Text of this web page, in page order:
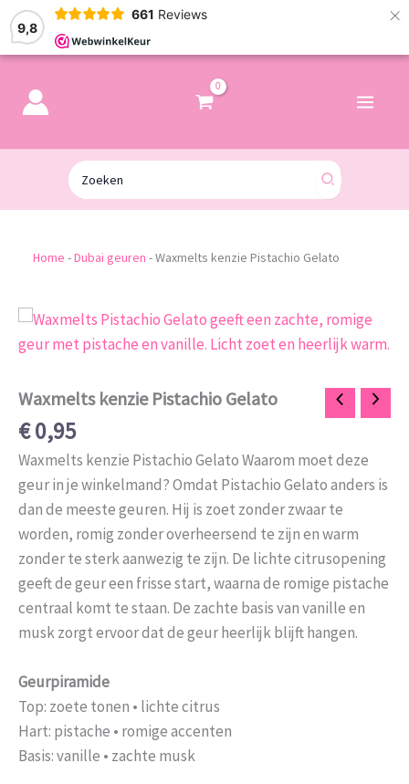
9,8
661 Reviews ×
Zoeken
naar:
Home -Dubai geuren -Waxmelts kenzie Pistachio Gelato
Waxmelts kenzie Pistachio Gelato
€0,95
Waxmelts kenzie Pistachio Gelato Waarom moet deze
geur in je winkelmand? Omdat Pistachio Gelato anders is
dan de meeste geuren. Hij is zoet zonder zwaar te
worden, romig zonder overheersend te zijn en warm
zonder te sterk aanwezig te zijn. De lichte citrusopening
geeft de geur een frisse start, waarna de romige pistache
centraal komt te staan. De zachte basis van vanille en
musk zorgt ervoor dat de geur heerlijk blijft hangen.
Geurpiramide
Top: zoete tonen • lichte citrus
Hart: pistache • romige accenten
Basis: vanille • zachte musk
Waxmelts
Pistachio
aantal